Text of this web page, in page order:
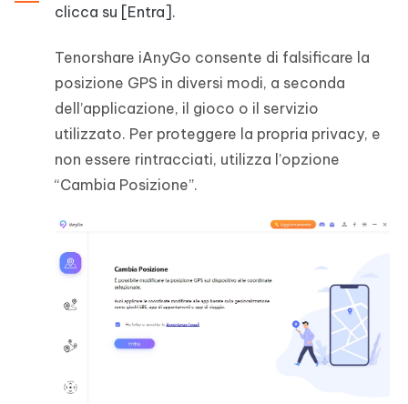
clicca su [Entra].
Tenorshare iAnyGo consente di falsificare la
posizione GPS in diversi modi, a seconda
dell’applicazione, il gioco o il servizio
utilizzato. Per proteggere la propria privacy, e
non essere rintracciati, utilizza l’opzione
“Cambia Posizione”.